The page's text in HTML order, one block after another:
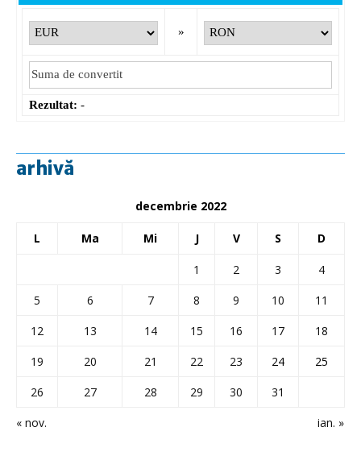
»
Rezultat: -
arhivă
decembrie 2022
L Ma Mi J V S D
« nov. ian. »
1 2 3
4
5
6 7 8 9 10
11
12
13 14 15 16 17
18
19
20 21 22 23 24
25
26
27 28 29 30 31